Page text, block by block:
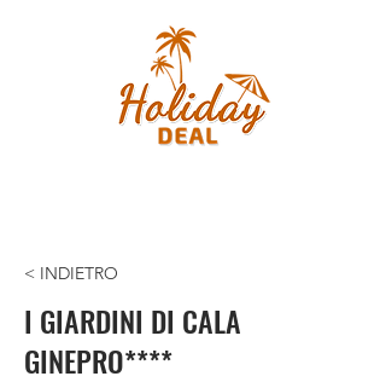
< INDIETRO
I GIARDINI DI CALA
GINEPRO****